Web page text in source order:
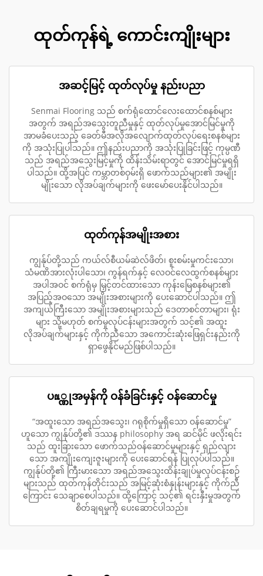
ထုတ်ကုန်ရဲ့ ကောင်းကျိုးများ
အဆင့်မြင့် ထုတ်လုပ်မှု နည်းပညာ
Senmai Flooring သည် စက်ရုံထောင်လေးထောင်စနစ်များ
အတွက် အရည်အသွေးတူညီမှုနှင့် ထုတ်လုပ်မှုအောင်မြင်မှုကို
အာမခံပေးသည့် ခေတ်မီအလိုအလျောက်ထုတ်လုပ်ရေးစနစ်များ
ကို အသုံးပြုပါသည်။ ဤနည်းပညာကို အသုံးပြုခြင်းဖြင့် ကုမ္ပဏီ
သည် အရည်အသွေးမြင့်မှုကို ထိန်းသိမ်းရာတွင် အောင်မြင်မှုရရှိ
ပါသည်။ ထို့အပြင် ကမ္ဘာတစ်ဝှမ်းရှိ ဖောက်သည်များ၏ အမျိုး
မျိုးသော လိုအပ်ချက်များကို ဖေးမော်ပေးနိုင်ပါသည်။
ထုတ်ကုန်အမျိုးအစား
ကျွန်ုပ်တို့သည် ကယ်လ်စီယမ်ဆဲလ်ဖိတ်၊ စူးစမ်းမှုကင်းသော၊
သံမဏိအားလုံးပါသော၊ ကွန်ရက်နှင့် လေဝင်လေထွက်စနစ်များ
အပါအဝင် စက်ရုံမှ မြှင့်တင်ထားသော ကုန်းမြေစနစ်များ၏
အပြည့်အဝသော အမျိုးအစားများကို ပေးဆောင်ပါသည်။ ဤ
အကျယ်ကြီးသော အမျိုးအစားများသည် ဒေတာစင်တာများ၊ ရုံး
များ သို့မဟုတ် စက်မှုလုပ်ငန်းများအတွက် သင့်၏ အထူး
လိုအပ်ချက်များနှင့် ကိုက်ညီသော အကောင်းဆုံးဖြေရှင်းနည်းကို
ရှာဖွေနိုင်မည်ဖြစ်ပါသည်။
ပณ္ဏုအမှန်ကို ဝန်ခံခြင်းနှင့် ဝန်ဆောင်မှု
“အထူးသော အရည်အသွေး၊ ဂရုစိုက်မှုရှိသော ဝန်ဆောင်မှု”
ဟူသော ကျွန်ုပ်တို့၏ ဒဿန philosophy အရ ဆင်မိုင် ဖလိုးရင်း
သည် ထူးခြားသော ဖောက်သည်ဝန်ဆောင်မှုများနှင့် ရှည်လျား
သော အကျိုးကျေးဇူးများကို ပေးဆောင်ရန် ပြုလုပ်ပါသည်။
ကျွန်ုပ်တို့၏ ကြီးမားသော အရည်အသွေးထိန်းချုပ်မှုလုပ်ငန်းစဉ်
များသည် ထုတ်ကုန်တိုင်းသည် အမြင့်ဆုံးစံနှုန်းများနှင့် ကိုက်ညီ
ကြောင်း သေချာစေပါသည်။ ထို့ကြောင့် သင့်၏ ရင်းနှီးမှုအတွက်
စိတ်ချရမှုကို ပေးဆောင်ပါသည်။